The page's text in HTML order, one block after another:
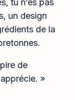
tu n’es pas
un design
de la
de
»